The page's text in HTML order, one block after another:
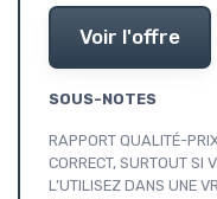
Voir l'offre
SOUS-NOTES
RAPPORT QUALITÉ-
CORRECT, SURTOUT SI
L’UTILISEZ DANS UNE